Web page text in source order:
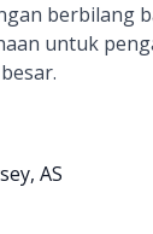
berbilang
untuk
AS